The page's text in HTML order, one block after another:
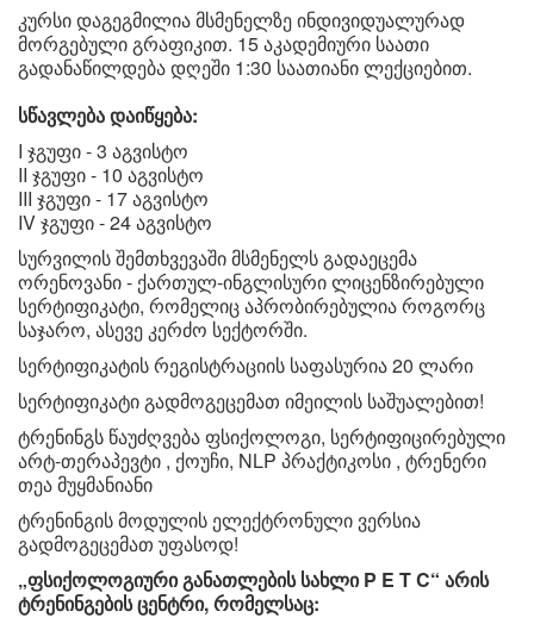
კურსი დაგეგმილია მსმენელზე ინდივიდუალურად
მორგებული გრაფიკით. 15 აკადემიური საათი
გადანაწილდება დღეში 1:30 საათიანი ლექციებით.
სწავლება დაიწყება:
I ჯგუფი - 3 აგვისტო
II ჯგუფი - 10 აგვისტო
III ჯგუფი - 17 აგვისტო
IV ჯგუფი - 24 აგვისტო
სურვილის შემთხვევაში მსმენელს გადაეცემა
ორენოვანი - ქართულ-ინგლისური ლიცენზირებული
სერტიფიკატი, რომელიც აპრობირებულია როგორც
საჯარო, ასევე კერძო სექტორში.
სერტიფიკატის რეგისტრაციის საფასურია 20 ლარი
სერტიფიკატი გადმოგეცემათ იმეილის საშუალებით!
ტრენინგს წაუძღვება ფსიქოლოგი, სერტიფიცირებული
არტ-თერაპევტი , ქოუჩი, NLP პრაქტიკოსი , ტრენერი
თეა მუყმანიანი
ტრენინგის მოდულის ელექტრონული ვერსია
გადმოგეცემათ უფასოდ!
„ფსიქოლოგიური განათლების სახლი P E T C“ არის
ტრენინგების ცენტრი, რომელსაც: